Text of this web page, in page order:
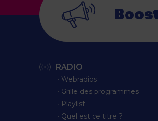
RADIO
∙ Webradios
∙ Grille des programmes
∙ Playlist
∙ Quel est ce titre ?